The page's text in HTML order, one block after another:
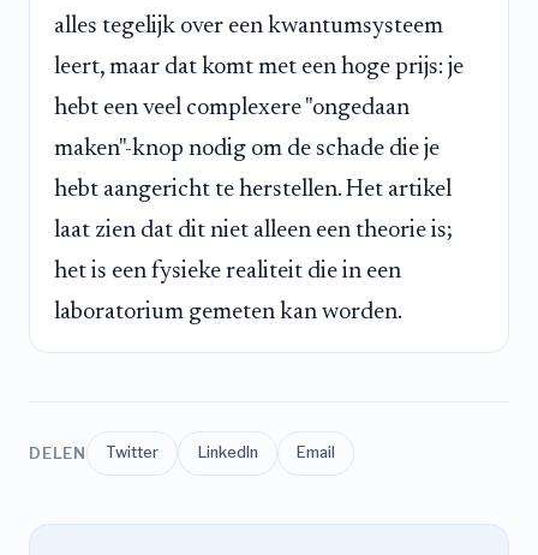
alles tegelijk over een kwantumsysteem
leert, maar dat komt met een hoge prijs: je
hebt een veel complexere "ongedaan
maken"-knop nodig om de schade die je
hebt aangericht te herstellen. Het artikel
laat zien dat dit niet alleen een theorie is;
het is een fysieke realiteit die in een
laboratorium gemeten kan worden.
DELEN Twitter LinkedIn Email